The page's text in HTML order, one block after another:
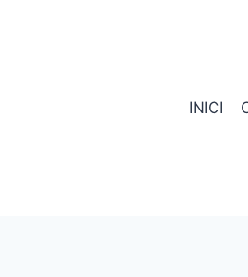
INICI